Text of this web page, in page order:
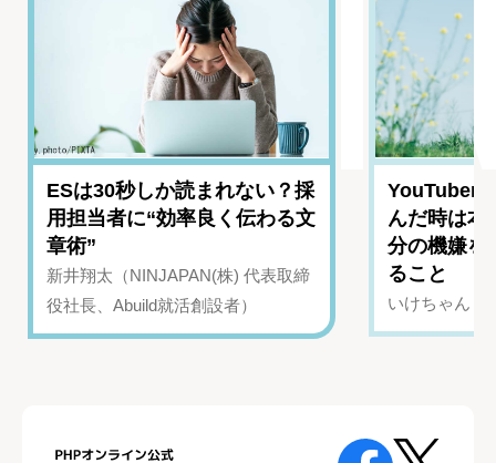
ESは30秒しか読まれない？採
用担当者に“効率良く伝わる文
章術”
新井翔太（NINJAPAN(株) 代表取締
役社長、Abuild就活創設者）
YouTuber
んだ時は
分の機嫌を
ること
いけちゃん（